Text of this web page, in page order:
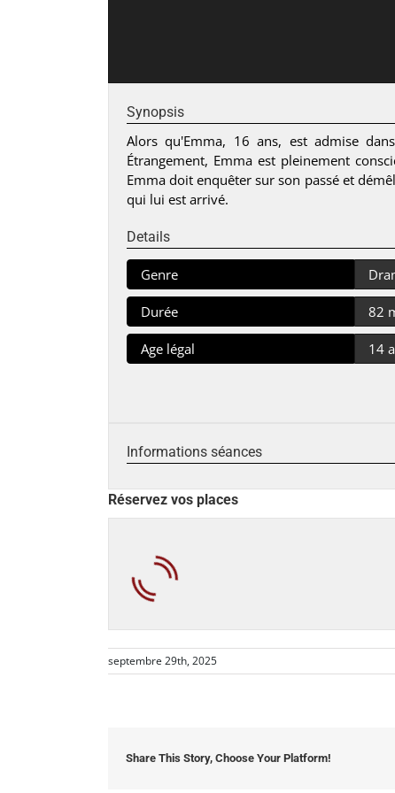
Synopsis
Alors qu'Emma, 16 ans, est admise
Étrangement, Emma est pleinement
Emma doit enquêter sur son passé et
qui lui est arrivé.
Details
Genre
Durée 82
Age légal 14
Informations séances
Réservez vos places
septembre 29th, 2025
Share This Story, Choose Your Platform!